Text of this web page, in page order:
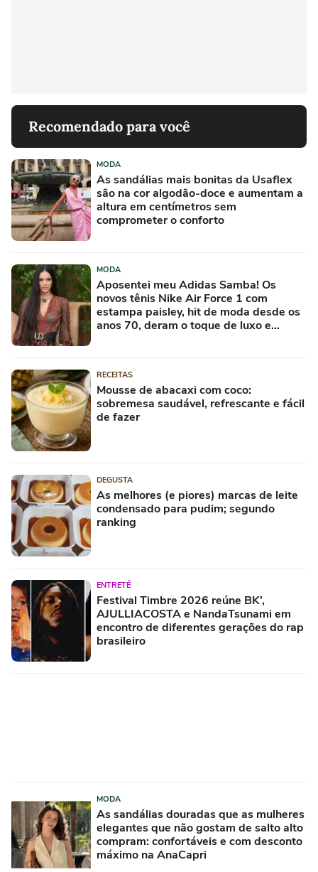
Recomendado para você
MODA
As sandálias mais bonitas da Usaflex
são na cor algodão-doce e aumentam a
altura em centímetros sem
comprometer o conforto
MODA
Aposentei meu Adidas Samba! Os
novos tênis Nike Air Force 1 com
estampa paisley, hit de moda desde os
anos 70, deram o toque de luxo e
RECEITAS
Mousse de abacaxi com coco:
sobremesa saudável, refrescante e fácil
de fazer
DEGUSTA
As melhores (e piores) marcas de leite
condensado para pudim; segundo
ranking
ENTRETÊ
Festival Timbre 2026 reúne BK’,
AJULLIACOSTA e NandaTsunami em
encontro de diferentes gerações do rap
brasileiro
MODA
As sandálias douradas que as mulheres
elegantes que não gostam de salto alto
compram: confortáveis e com desconto
máximo na AnaCapri